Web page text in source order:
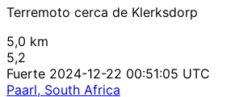
Terremoto cerca de Klerksdorp
5,0 km
5,2
Fuerte 2024-12-22 00:51:05 UTC
Paarl, South Africa